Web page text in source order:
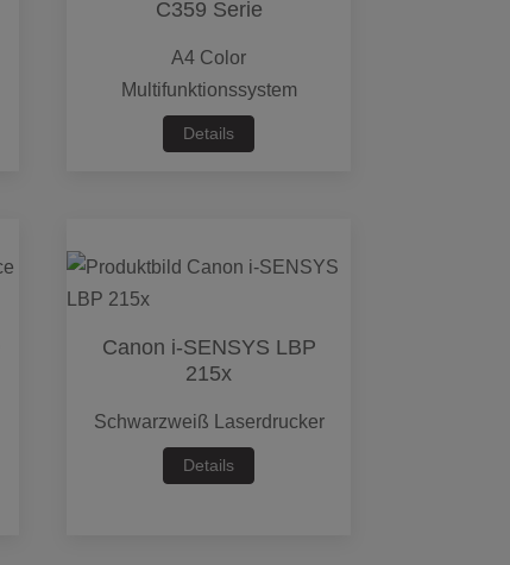
C359 Serie
A4 Color
Multifunktionssystem
Details
Canon i-SENSYS LBP
215x
Schwarzweiß Laserdrucker
Details